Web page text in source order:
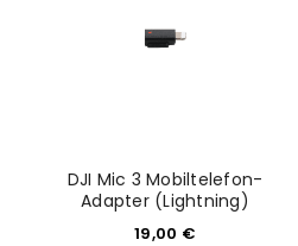
DJI Mic 3 Mobiltelefon-
Adapter (Lightning)
19,00 €